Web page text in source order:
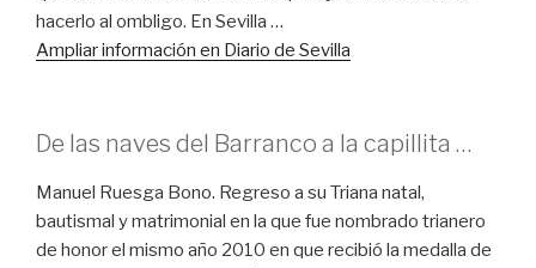
hacerlo al ombligo. En Sevilla …
Ampliar información en Diario de Sevilla
De las naves del Barranco a la capillita …
Manuel Ruesga Bono. Regreso a su Triana natal,
bautismal y matrimonial en la que fue nombrado trianero
de honor el mismo año 2010 en que recibió la medalla de